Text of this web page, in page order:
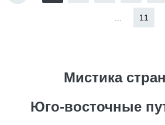
11
Мистика
Юго-восточные